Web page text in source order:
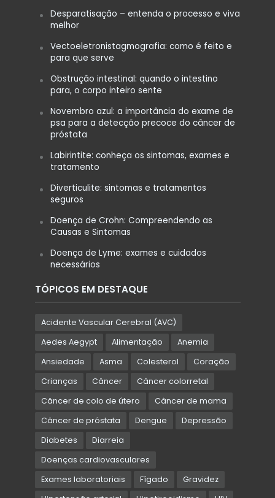
Desparatisação – entenda o processo e viva
melhor
Vectoeletronistagmografia: como é feito e
para que serve
Obstrução intestinal: quando o intestino
para, o corpo inteiro sente
Novembro azul: a importância do exame de
psa para a detecção precoce do câncer de
próstata
Labirintite: conheça os sintomas, exames e
tratamento
Diverticulite: sintomas e tratamentos
seguros
Doença de Crohn: Compreendendo as
Causas e Sintomas
Doença de Lyme: exames e cuidados
necessários
TÓPICOS EM DESTAQUE
Acidente Vascular Cerebral (AVC)
Aedes Aegypt
Alimentação
Anemia
Ansiedade
Asma Colesterol
Coração
Crianças
Câncer
Câncer colorretal
Câncer de colo de útero
Câncer de mama
Câncer de próstata
Dengue
Depressão
Diabetes
Diarreia
Doenças cardiovasculares
Exames laboratoriais
Fígado
Gravidez